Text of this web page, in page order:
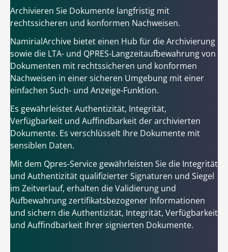
Archivieren Sie Dokumente langfristig mit
rechtssicheren und konformen Nachweisen.
NamirialArchive bietet einen Hub für die Archivierung
sowie die LTA- und QPRES-Langzeitaufbewahrung von
Dokumenten mit rechtssicheren und konformen
Nachweisen in einer sicheren Umgebung mit einer
einfachen Such- und Anzeige-Funktion.
Es gewährleistet Authentizität, Integrität,
Verfügbarkeit und Auffindbarkeit der archivierten
Dokumente. Es verschlüsselt Ihre Dokumente mit
sensiblen Daten.
Mit dem Qpres-Service gewährleisten Sie die Integrität
und Authentizität qualifizierter Signaturen und Siegel
im Zeitverlauf, erhalten die Validierung und
Aufbewahrung zertifikatsbezogener Informationen
und sichern die Authentizität, Integrität, Verfügbarkeit
und Auffindbarkeit Ihrer signierten Dokumente.